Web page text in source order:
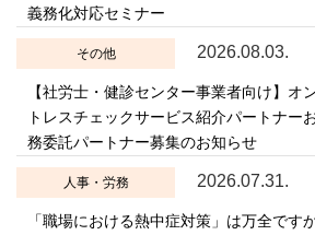
義務化対応セミナー
その他 2026.08.03.
【社労士・健診センター事業者向け】オ
トレスチェックサービス紹介パートナー
務委託パートナー募集のお知らせ
人事・労務 2026.07.31.
「職場における熱中症対策」は万全です